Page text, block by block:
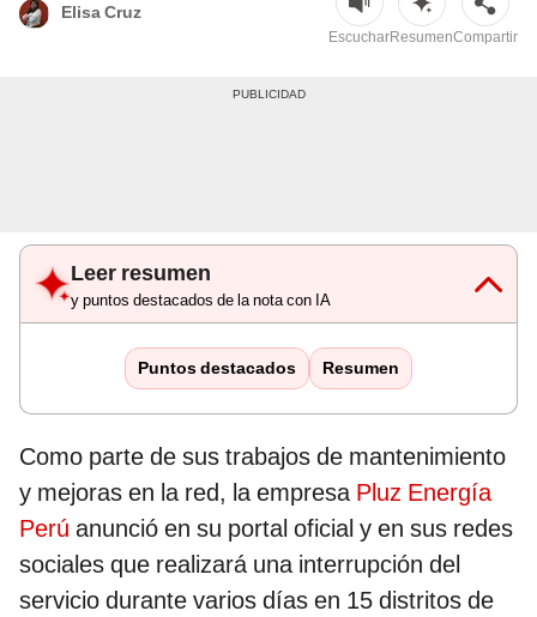
Elisa Cruz
EscucharResumenCompartir
Leer resumen
y puntos destacados de la nota con IA
Puntos destacados Resumen
Como parte de sus trabajos de mantenimiento
y mejoras en la red, la empresa Pluz Energía
Perú anunció en su portal oficial y en sus redes
sociales que realizará una interrupción del
servicio durante varios días en 15 distritos de